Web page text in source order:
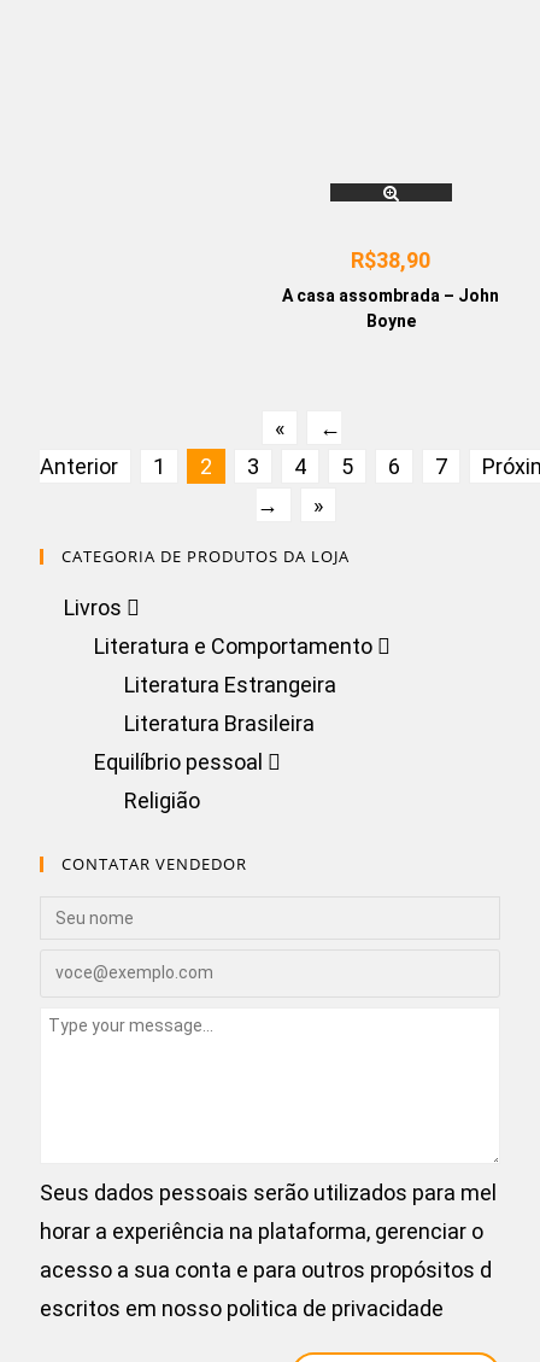
R$38,90
A casa assombrada – John
Boyne
«
←
Anterior
1 2 3 4 5 6 7
→
»
CATEGORIA DE PRODUTOS DA LOJA
Livros
Literatura e Comportamento
Literatura Estrangeira
Literatura Brasileira
Equilíbrio pessoal
Religião
CONTATAR VENDEDOR
Seus dados pessoais serão utilizados para mel
horar a experiência na plataforma, gerenciar o
acesso a sua conta e para outros propósitos d
escritos em nosso politica de privacidade